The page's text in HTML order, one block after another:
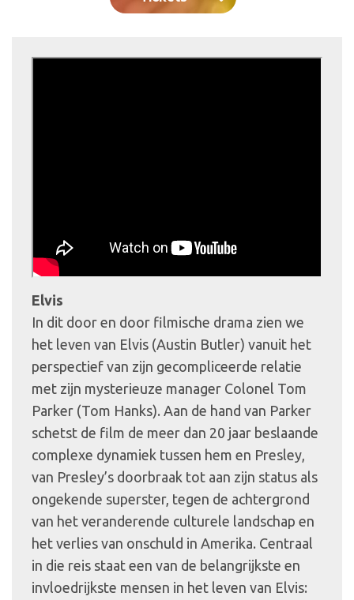
Elvis
In dit door en door filmische drama zien we
het leven van Elvis (Austin Butler) vanuit het
perspectief van zijn gecompliceerde relatie
met zijn mysterieuze manager Colonel Tom
Parker (Tom Hanks). Aan de hand van Parker
schetst de film de meer dan 20 jaar beslaande
complexe dynamiek tussen hem en Presley,
van Presley’s doorbraak tot aan zijn status als
ongekende superster, tegen de achtergrond
van het veranderende culturele landschap en
het verlies van onschuld in Amerika. Centraal
in die reis staat een van de belangrijkste en
invloedrijkste mensen in het leven van Elvis: